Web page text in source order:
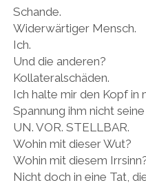
Schande.
Widerwärtiger Mensch.
Ich.
Und die anderen?
Kollateralschäden.
Ich halte mir den Kopf in
Spannung ihm nicht
UN. VOR. STELLBAR.
Wohin mit dieser Wut?
Wohin mit diesem
Nicht doch in eine Tat,